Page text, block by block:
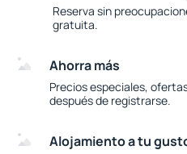
Reserva sin
gratuita.
Ahorra más
Precios especiales,
después de registrarse.
Alojamiento a tu